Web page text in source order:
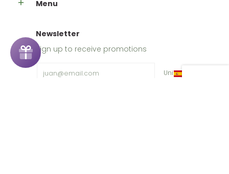
Menu
Newsletter
Sign up to receive promotions
Unirse